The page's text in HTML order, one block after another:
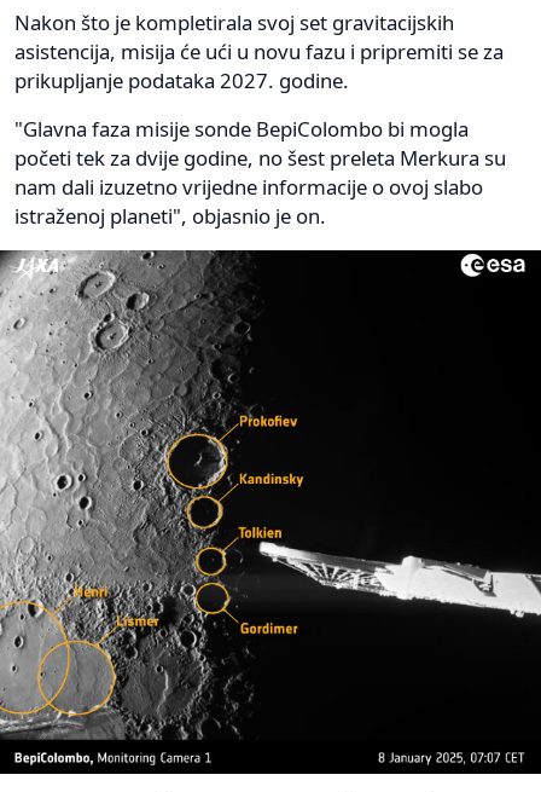
Nakon što je kompletirala svoj set gravitacijskih
asistencija, misija će ući u novu fazu i pripremiti se za
prikupljanje podataka 2027. godine.
"Glavna faza misije sonde BepiColombo bi mogla
početi tek za dvije godine, no šest preleta Merkura su
nam dali izuzetno vrijedne informacije o ovoj slabo
istraženoj planeti", objasnio je on.